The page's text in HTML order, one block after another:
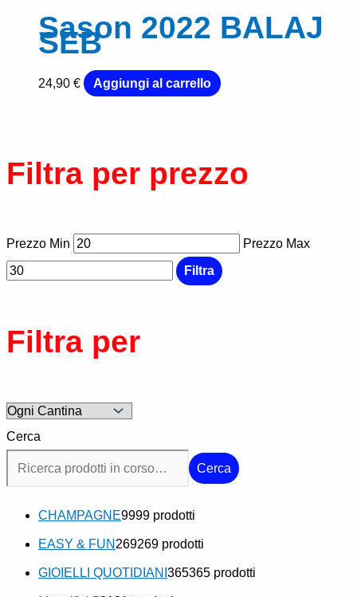
Sason 2022 BALAJ
SEB
24,90 € Aggiungi al carrello
Filtra per prezzo
Prezzo Min
Prezzo Max
Filtra
Filtra per
Cerca
Cerca
CHAMPAGNE9999 prodotti
EASY & FUN 269269 prodotti
GIOIELLI QUOTIDIANI 365365 prodotti